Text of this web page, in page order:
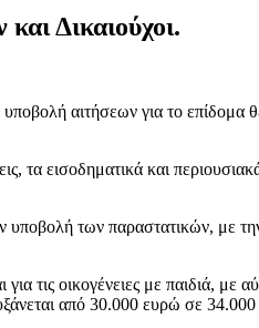
Δικαιούχοι.
αιτήσεων για το επίδομα
τα εισοδηματικά και
υποβολή των παραστατικών, με
τις οικογένειες με παιδιά, με
από 30.000 ευρώ σε 34.000